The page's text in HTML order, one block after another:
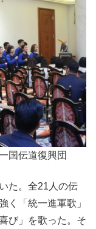
復興団
た。全21人の伝
く「統一進軍歌」
び」を歌った。そ